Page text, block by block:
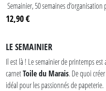
Semainier, 50 semaines
12,90 €
LE SEMAINIER
Il est là ! Le semainier de printemps
carnetToile du Marais. De quoi
idéal pour les passionnés de papeterie.